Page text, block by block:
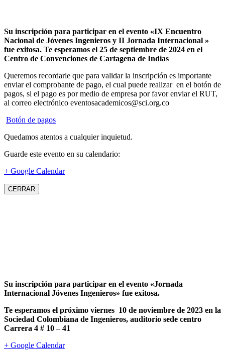
Su inscripción para participar en el evento «IX Encuentro
Nacional de Jóvenes Ingenieros y II Jornada Internacional »
fue exitosa. Te esperamos el 25 de septiembre de 2024 en el
Centro de Convenciones de Cartagena de Indias
Queremos recordarle que para validar la inscripción es importante
enviar el comprobante de pago, el cual puede realizar en el botón de
pagos, si el pago es por medio de empresa por favor enviar el RUT,
al correo electrónico eventosacademicos@sci.org.co
Botón de pagos
Quedamos atentos a cualquier inquietud.
Guarde este evento en su calendario:
+ Google Calendar
CERRAR
Su inscripción para participar en el evento «Jornada
Internacional Jóvenes Ingenieros» fue exitosa.
Te esperamos el próximo viernes 10 de noviembre de 2023 en la
Sociedad Colombiana de Ingenieros, auditorio sede centro
Carrera 4 # 10 – 41
+ Google Calendar